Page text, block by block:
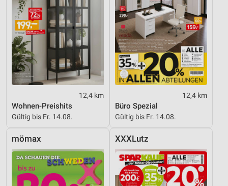
12,4 km
Wohnen-Preishits
Gültig bis Fr. 14.08.
12,4 km
Büro Spezial
Gültig bis Fr. 14.08.
mömax XXXLutz